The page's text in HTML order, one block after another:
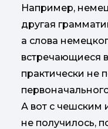
Например,
другая
а слова
встречающиеся
практически не
А вот с чешским
не получилось,